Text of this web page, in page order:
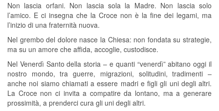
Non lascia orfani. Non lascia sola la Madre. Non lascia solo
l’amico. E ci insegna che la Croce non è la fine dei legami, ma
l’inizio di una fraternità nuova.
Nel grembo del dolore nasce la Chiesa: non fondata su strategie,
ma su un amore che affida, accoglie, custodisce.
Nel Venerdì Santo della storia – e quanti “venerdì” abitano oggi il
nostro mondo, tra guerre, migrazioni, solitudini, tradimenti –
anche noi siamo chiamati a essere madri e figli gli uni degli altri.
La Croce non ci invita a compatire da lontano, ma a generare
prossimità, a prenderci cura gli uni degli altri.